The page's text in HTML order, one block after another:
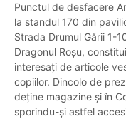
Punctul de desfacere
la standul 170 din
Strada Drumul Gării 1-
Dragonul Roșu,
interesați de articole
copiilor. Dincolo de
deține magazine și în
sporindu-și astfel